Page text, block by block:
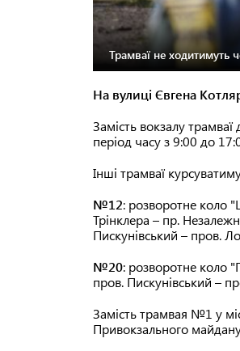
Трамваї не ходитимуть
На вулиці Євгена
Замість вокзалу
період часу з 9:00 до
Інші трамваї
№12: розворотне коло
Трінклера – пр.
Пискунівський – пров.
№20: розворотне коло
пров. Пискунівський –
Замість трамвая №1 у
Привокзального